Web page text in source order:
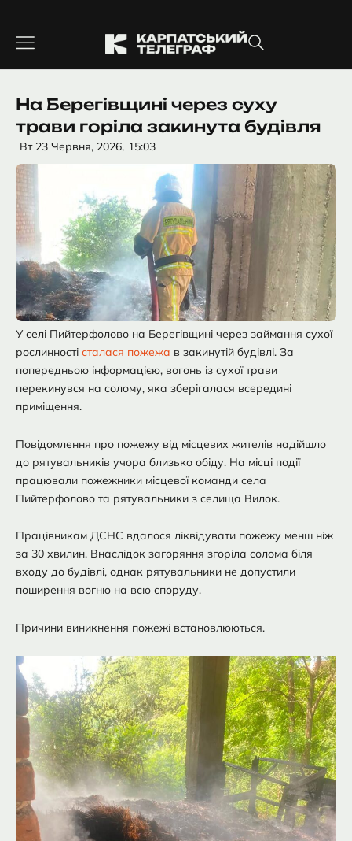
вмісту
На Берегівщині через суху
трави горіла закинута будівля
Вт 23 Червня, 2026, 15:03
У селі Пийтерфолово на Берегівщині через займання сухої
рослинності сталася пожежа в закинутій будівлі. За
попередньою інформацією, вогонь із сухої трави
перекинувся на солому, яка зберігалася всередині
приміщення.
Повідомлення про пожежу від місцевих жителів надійшло
до рятувальників учора близько обіду. На місці події
працювали пожежники місцевої команди села
Пийтерфолово та рятувальники з селища Вилок.
Працівникам ДСНС вдалося ліквідувати пожежу менш ніж
за 30 хвилин. Внаслідок загоряння згоріла солома біля
входу до будівлі, однак рятувальники не допустили
поширення вогню на всю споруду.
Причини виникнення пожежі встановлюються.